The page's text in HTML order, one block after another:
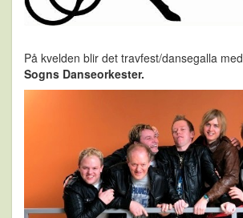
På kvelden blir det travfest/dansegalla med
Sogns Danseorkester.